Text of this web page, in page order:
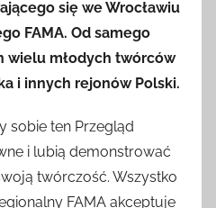
się we Wrocławiu
FAMA. Od samego
wielu młodych twórców
i innych rejonów Polski.
sobie ten Przegląd
i lubią demonstrować
twórczość. Wszystko
FAMA akceptuje